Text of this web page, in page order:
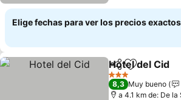
Elige fechas para ver los precios exactos
CompartirAgregar a
Hotel del Cid
3 Estrellas
8,3 Muy bueno
a 4.1 km de: De la